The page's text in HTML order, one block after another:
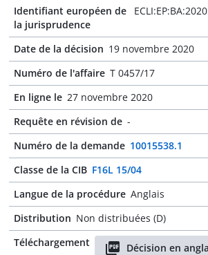
Identifiant européen de
la jurisprudence
Date de la décision 19 novembre 2020
Numéro de l'affaire T 0457/17
En ligne le 27 novembre 2020
Requête en révision de -
Numéro de la demande 10015538.1
Classe de la CIB F16L 15/04
Langue de la procédure Anglais
Distribution Non distribuées (D)
Téléchargement
Décision en